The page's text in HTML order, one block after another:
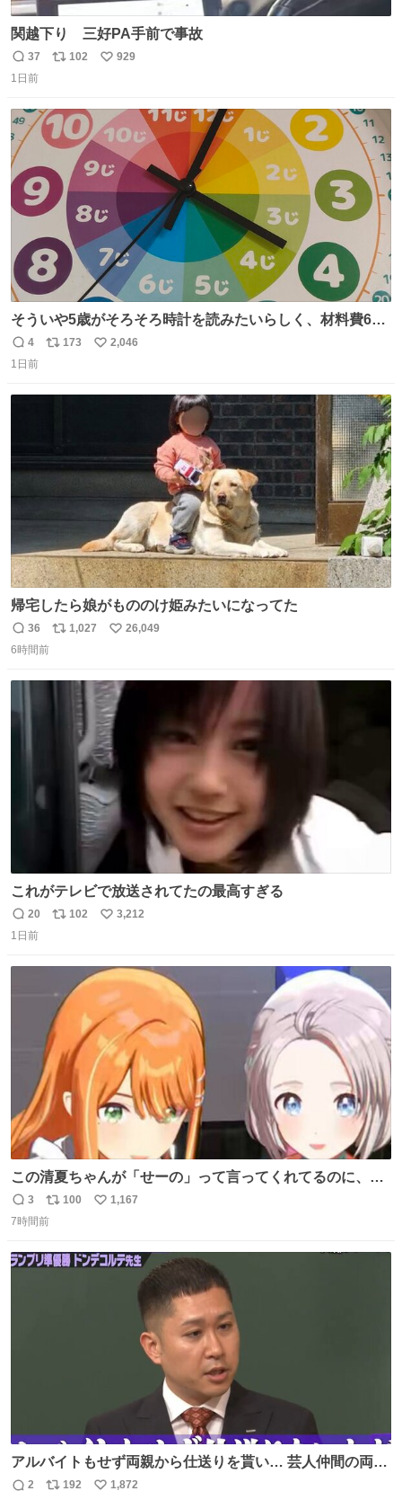
関越下り 三好PA手前で事故
返
信
37
リ
ト
数
102
い
数
929
1日前
そういや5歳がそろそろ時計を読みたいらしく、材料費600
円で作れる知育時計作ってみた！ めっちゃ簡単！ ありがと
う先人！
返
信
4
リ
173
い
2,046
1日前
帰宅したら娘がもののけ姫みたいになってた
返
信
36
リ
1,027
い
数
26,049
6時間前
これがテレビで放送されてたの最高すぎる
返
信
20
リ
数
102
い
数
3,212
1日前
この清夏ちゃんが「せーの」って言ってくれてるのに、一
瞬何かわからず 理解した時に息を飲んでから「じゃん！」
ってしてるリーリヤが可愛い 多分同士はいっぱいいると思
返
信
3
リ
ポ
ト
100
い
数
1,167
7時間前
アルバイトもせず両親から仕送りを貰い… 芸人仲間の両親
のスネまでかじる!? ドンデコルテ銀次⚡️ 無料見逃し配信は
2 192 1,872